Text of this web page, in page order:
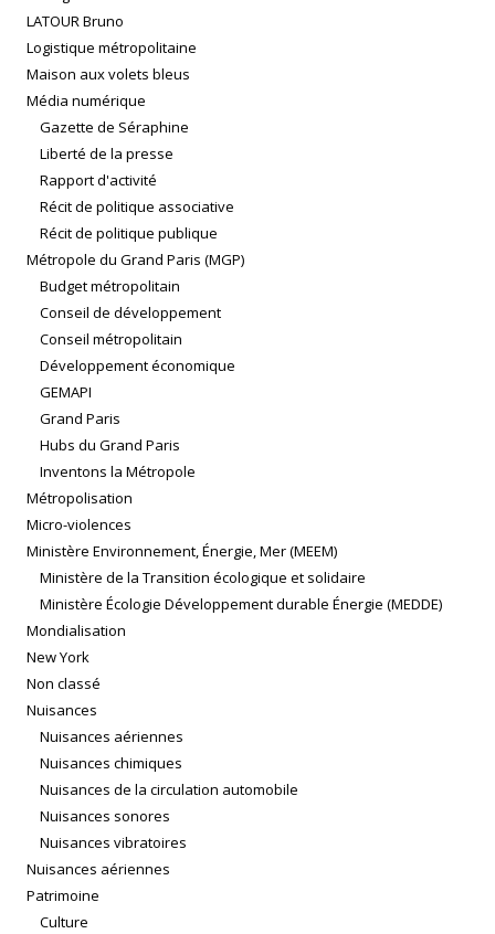
LATOUR Bruno
Logistique métropolitaine
Maison aux volets bleus
Média numérique
Gazette de Séraphine
Liberté de la presse
Rapport d'activité
Récit de politique associative
Récit de politique publique
Métropole du Grand Paris (MGP)
Budget métropolitain
Conseil de développement
Conseil métropolitain
Développement économique
GEMAPI
Grand Paris
Hubs du Grand Paris
Inventons la Métropole
Métropolisation
Micro-violences
Ministère Environnement, Énergie, Mer (MEEM)
Ministère de la Transition écologique et solidaire
Ministère Écologie Développement durable Énergie (MEDDE)
Mondialisation
New York
Non classé
Nuisances
Nuisances aériennes
Nuisances chimiques
Nuisances de la circulation automobile
Nuisances sonores
Nuisances vibratoires
Nuisances aériennes
Patrimoine
Culture